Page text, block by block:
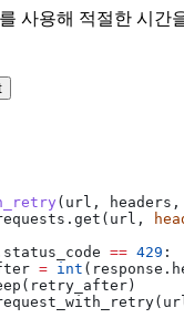
사용해 적절한 시간
( url , headers ,
== 429 :
= int